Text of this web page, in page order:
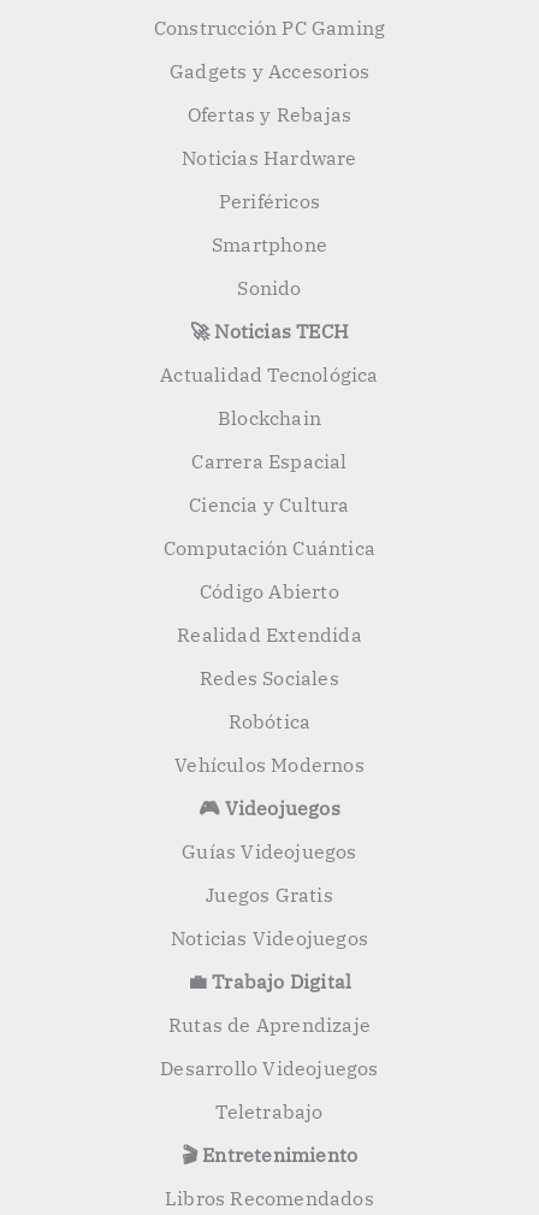
Construcción PC Gaming
Gadgets y Accesorios
Ofertas y Rebajas
Noticias Hardware
Periféricos
Smartphone
Sonido
🚀 Noticias TECH
Actualidad Tecnológica
Blockchain
Carrera Espacial
Ciencia y Cultura
Computación Cuántica
Código Abierto
Realidad Extendida
Redes Sociales
Robótica
Vehículos Modernos
🎮 Videojuegos
Guías Videojuegos
Juegos Gratis
Noticias Videojuegos
💼 Trabajo Digital
Rutas de Aprendizaje
Desarrollo Videojuegos
Teletrabajo
🎬 Entretenimiento
Libros Recomendados